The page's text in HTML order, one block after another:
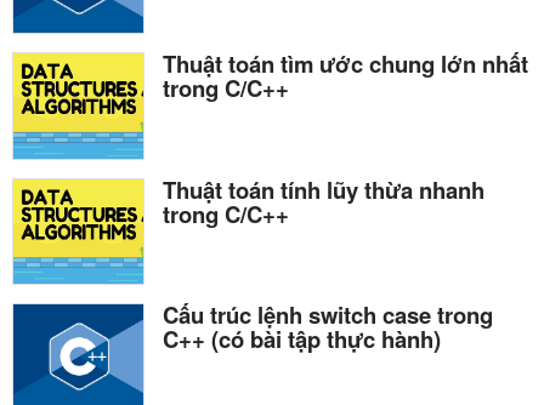
Thuật toán tìm ước chung lớn nhất
trong C/C++
Thuật toán tính lũy thừa nhanh
trong C/C++
Cấu trúc lệnh switch case trong
C++ (có bài tập thực hành)